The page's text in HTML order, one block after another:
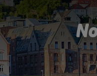
dall' icona